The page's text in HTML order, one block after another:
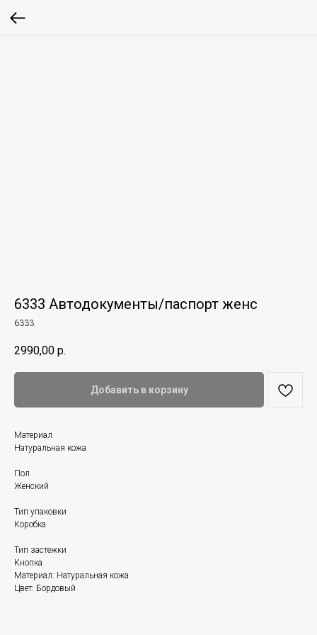
6333 Автодокументы/паспорт женс
6333
2990,00 р.
Добавить в корзину
Материал
Натуральная кожа
Пол
Женский
Тип упаковки
Коробка
Тип застежки
Кнопка
Материал: Натуральная кожа
Цвет: Бордовый